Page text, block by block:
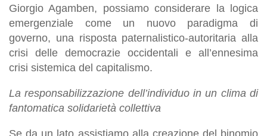
Giorgio Agamben, possiamo considerare la logica
emergenziale come un nuovo paradigma di
governo, una risposta paternalistico-autoritaria alla
crisi delle democrazie occidentali e all’ennesima
crisi sistemica del capitalismo.
La responsabilizzazione dell’individuo in un clima di
fantomatica solidarietà collettiva
Se da un lato assistiamo alla creazione del binomio